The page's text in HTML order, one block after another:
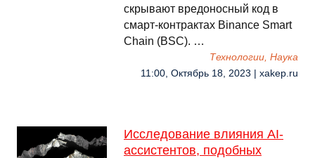
скрывают вредоносный код в
смарт-контрактах Binance Smart
Chain (BSC). …
Технологии, Наука
11:00, Октябрь 18, 2023 | xakep.ru
Исследование влияния AI-
ассистентов, подобных